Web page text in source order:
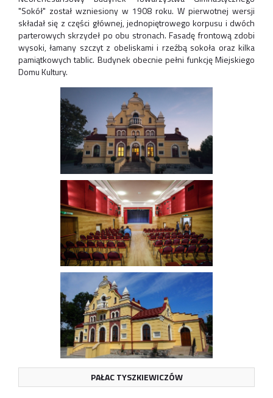
"Sokół" został wzniesiony w 1908 roku. W pierwotnej wersji
składał się z części głównej, jednopiętrowego korpusu i dwóch
parterowych skrzydeł po obu stronach. Fasadę frontową zdobi
wysoki, łamany szczyt z obeliskami i rzeźbą sokoła oraz kilka
pamiątkowych tablic. Budynek obecnie pełni funkcję Miejskiego
Domu Kultury.
PAŁAC TYSZKIEWICZÓW